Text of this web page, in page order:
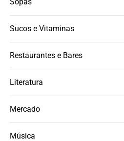
Sucos e Vitaminas
Restaurantes e Bares
Literatura
Mercado
Música